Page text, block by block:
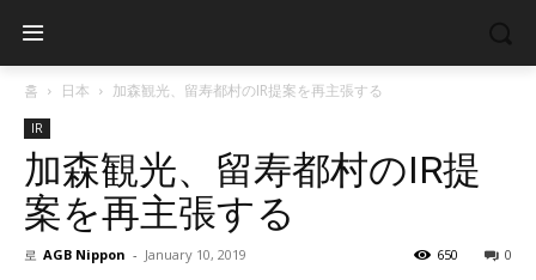
홈 日本 加森観光、留寿都村のIR提案を再主張する
IR
加森観光、留寿都村のIR提
案を再主張する
로 AGB Nippon - January 10, 2019 0
650